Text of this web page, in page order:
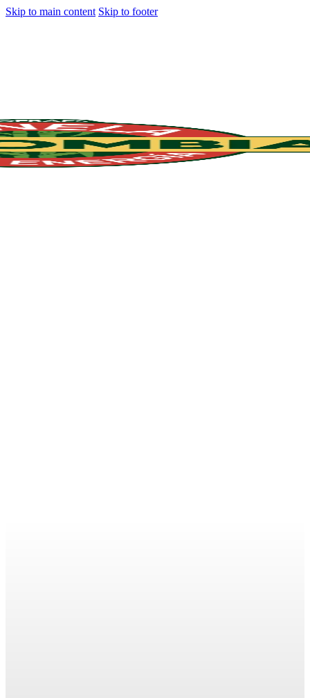
Skip to main content Skip to footer